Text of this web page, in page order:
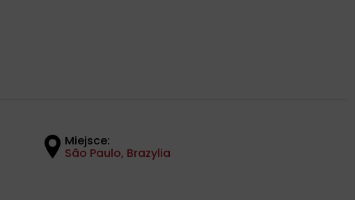
Miejsce:
São Paulo, Brazylia